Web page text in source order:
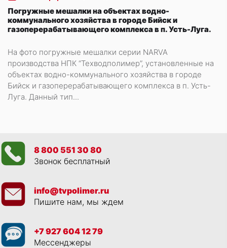
Погружные мешалки на объектах водно-
коммунального хозяйства в городе Бийск и
газоперерабатывающего комплекса в п. Усть-Луга.
На фото погружные мешалки серии NARVA
производства НПК “Техводполимер”, установленные на
объектах водно-коммунального хозяйства в городе
Бийск и газоперерабатывающего комплекса в п. Усть-
Луга. Данный тип...
8 800 551 30 80
Звонок бесплатный
info@tvpolimer.ru
Пишите нам, мы ждем
+7 927 604 12 79
Мессенджеры